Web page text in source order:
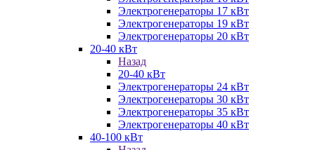
Электрогенераторы 17 кВт
Электрогенераторы 19 кВт
Электрогенераторы 20 кВт
20-40 кВт
Назад
20-40 кВт
Электрогенераторы 24 кВт
Электрогенераторы 30 кВт
Электрогенераторы 35 кВт
Электрогенераторы 40 кВт
40-100 кВт